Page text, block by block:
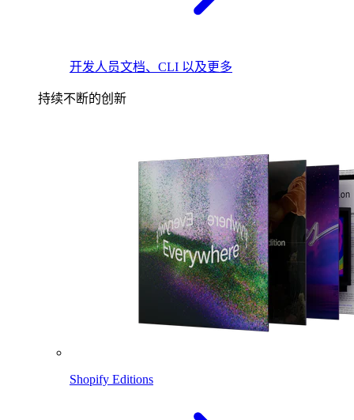
开发人员文档、CLI 以及更多
持续不断的创新
Shopify Editions